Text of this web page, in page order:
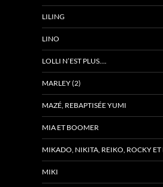
LILING
LINO
LOLLI N’EST PLUS….
MARLEY (2)
MAZÉ, REBAPTISÉE YUMI
MIA ET BOOMER
MIKADO, NIKITA, REIKO, ROCKY ET
MIKI